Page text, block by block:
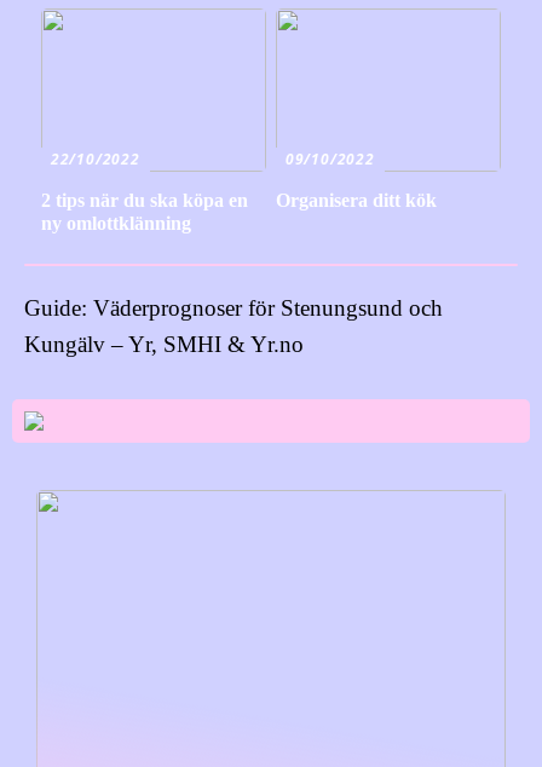
22/10/2022
2 tips när du ska köpa en
ny omlottklänning
09/10/2022
Organisera ditt kök
Guide: Väderprognoser för Stenungsund och
Kungälv – Yr, SMHI & Yr.no